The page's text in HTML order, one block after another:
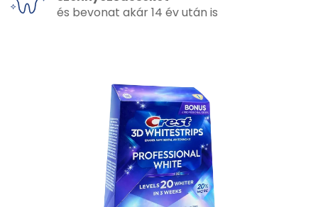
és bevonat akár 14 év után is